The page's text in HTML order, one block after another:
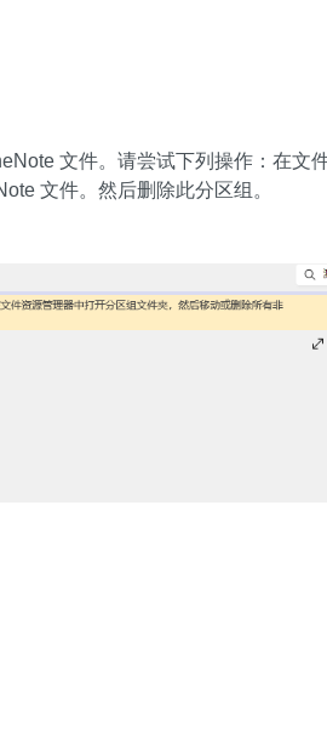
文件。请尝试下列操作：在文
文件。然后删除此分区组。